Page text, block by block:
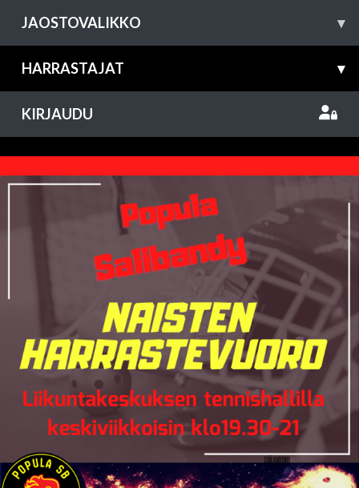
JAOSTOVALIKKO ▾
HARRASTAJAT ▾
KIRJAUDU